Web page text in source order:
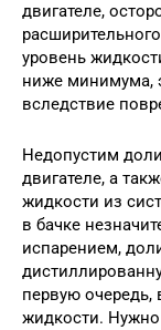
двигателе,
уровень
ниже минимума,
вследствие
Недопустим
двигателе, а
жидкости из
в бачке
испарением,
первую очередь,
жидкости.